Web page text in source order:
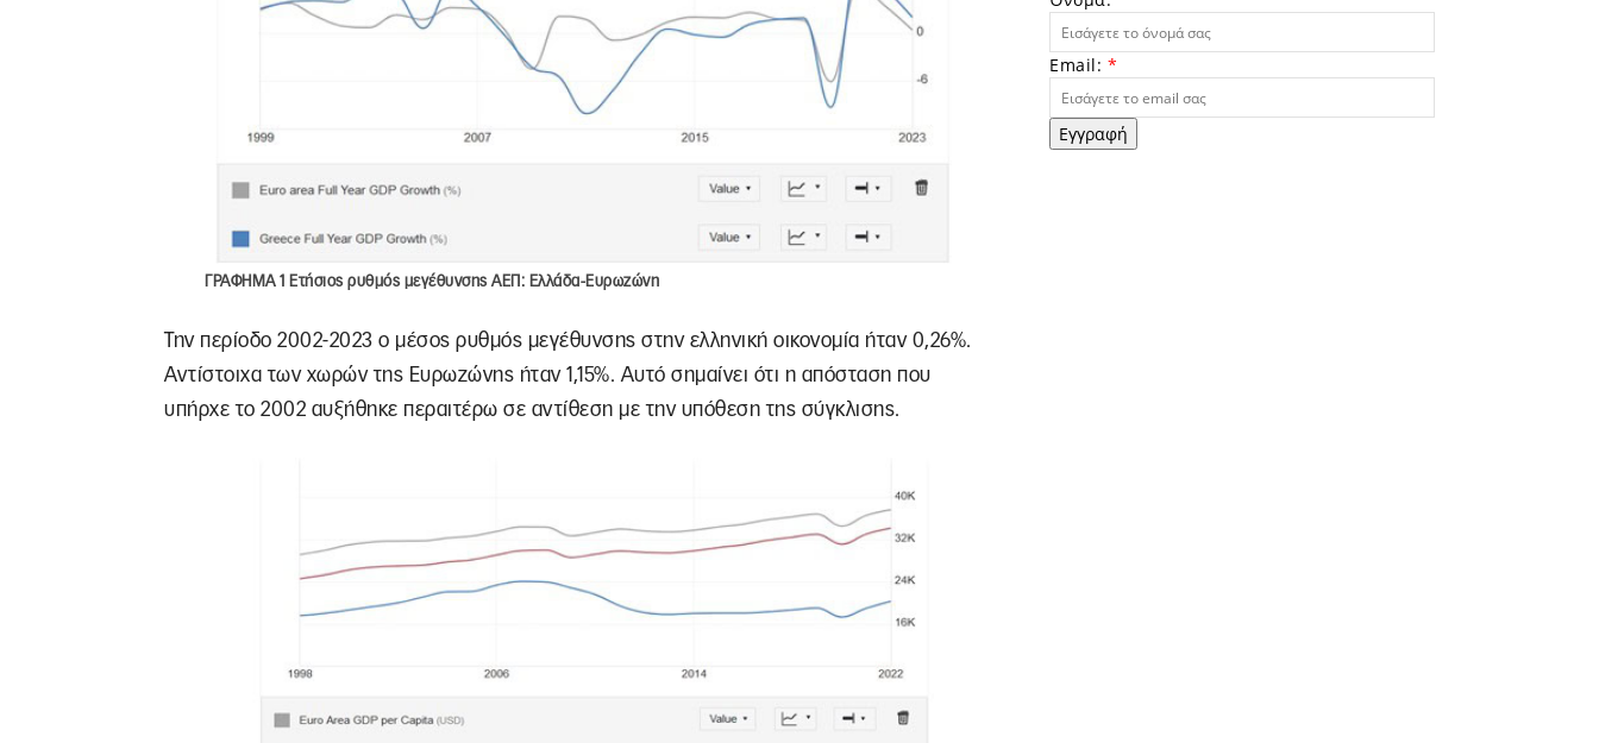
ΓΡΑΦΗΜΑ 1 Ετήσιος ρυθμός μεγέθυνσης ΑΕΠ: Ελλάδα-Ευρωζώνη
Την περίοδο 2002-2023 ο μέσος ρυθμός μεγέθυνσης στην ελληνική οικονομία ήταν 0,26%.
Αντίστοιχα των χωρών της Ευρωζώνης ήταν 1,15%. Αυτό σημαίνει ότι η απόσταση που
υπήρχε το 2002 αυξήθηκε περαιτέρω σε αντίθεση με την υπόθεση της σύγκλισης.
Email: *
Εγγραφή